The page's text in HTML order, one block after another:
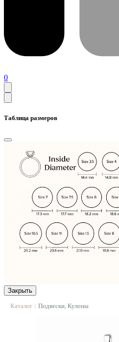
0
Таблица размеров
Закрыть
Каталог | Подвески, Кулоны